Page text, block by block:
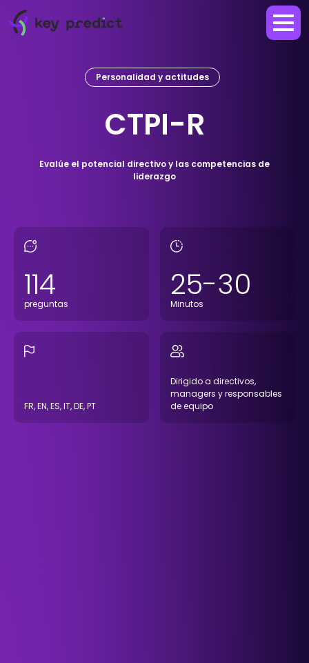
Personalidad y actitudes
CTPI-R
Evalúe el potencial directivo y las competencias de
liderazgo
114
preguntas
25-30
Minutos
FR, EN, ES, IT, DE, PT
Dirigido a directivos,
managers y responsables
de equipo